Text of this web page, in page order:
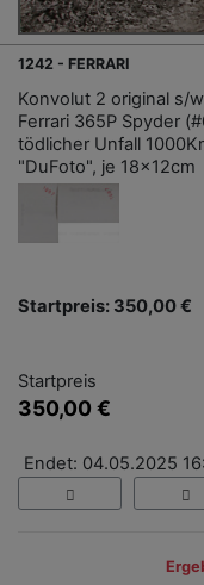
1242 - FERRARI
Konvolut 2 original s/
Ferrari 365P Spyder
tödlicher Unfall
"DuFoto", je 18x12cm
Startpreis: 350,00 €
Startpreis
350,00 €
Endet: 04.05.2025